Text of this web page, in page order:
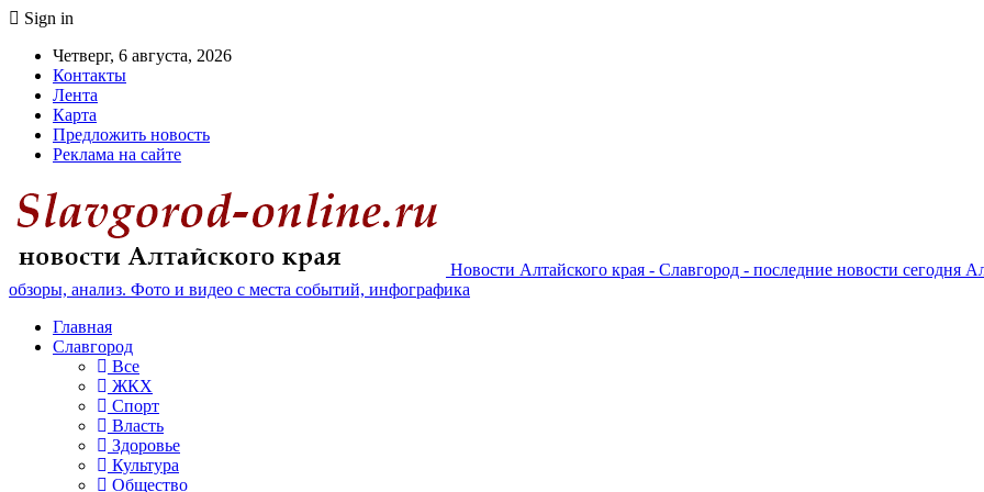
Sign in
Четверг, 6 августа, 2026
Контакты
Лента
Карта
Предложить новость
Реклама на сайте
Новости Алтайского края - Славгород - последние новости сегодня
обзоры, анализ. Фото и видео с места событий, инфографика
Главная
Славгород
Все
ЖКХ
Спорт
Власть
Здоровье
Культура
Общество